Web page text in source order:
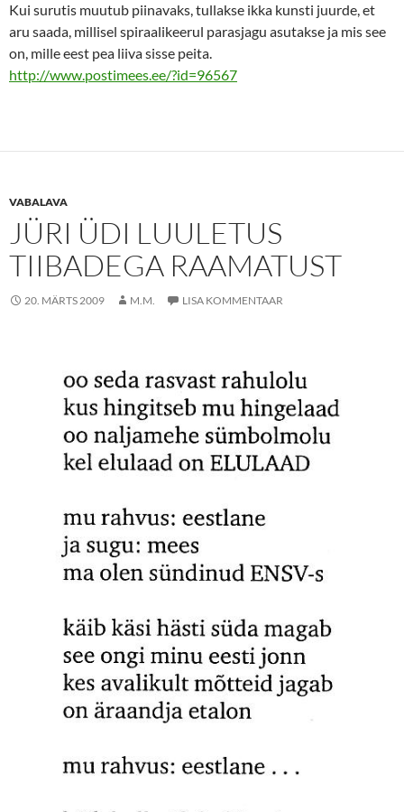
Kui surutis muutub piinavaks, tullakse ikka kunsti juurde, et
aru saada, millisel spiraalikeerul parasjagu asutakse ja mis see
on, mille eest pea liiva sisse peita.
http://www.postimees.ee/?id=96567
VABALAVA
JÜRI ÜDI LUULETUS
TIIBADEGA RAAMATUST
20. MÄRTS 2009 M.M. LISA KOMMENTAAR